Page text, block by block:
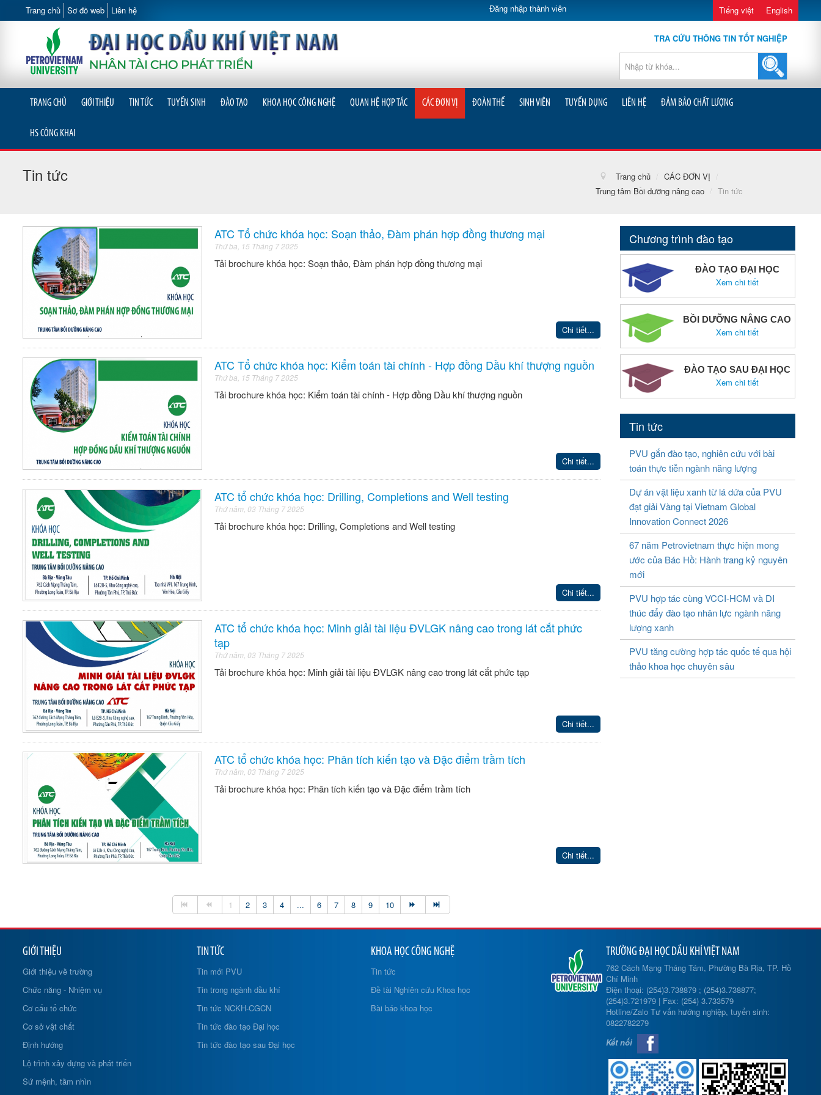
Trang chủ Sơ đồ web Liên hệ Đăng nhập thành viên Tiếng việt English
TRA CỨU THÔNG TIN TỐT NGHIỆP
TRANG CHỦ GIỚI THIỆU TIN TỨC TUYỂN SINH ĐÀO TẠO KHOA HỌC CÔNG NGHỆ QUAN HỆ HỢP TÁC CÁC ĐƠN VỊ ĐOÀN THỂ SINH VIÊN TUYỂN DỤNG LIÊN HỆ ĐẢM BẢO CHẤT LƯỢNG
HS CÔNG KHAI
Tin tức Trang chủ / CÁC ĐƠN VỊ
/
Trung tâm Bồi dưỡng nâng cao / Tin tức
ATC Tổ chức khóa học: Soạn thảo, Đàm phán hợp đồng thương mại
Thứ ba, 15 Tháng 7 2025
Tải brochure khóa học: Soạn thảo, Đàm phán hợp đồng thương mại
Chi tiết...
ATC Tổ chức khóa học: Kiểm toán tài chính - Hợp đồng Dầu khí thượng nguồn
Thứ ba, 15 Tháng 7 2025
Tải brochure khóa học: Kiểm toán tài chính - Hợp đồng Dầu khí thượng nguồn
Chi tiết...
ATC tổ chức khóa học: Drilling, Completions and Well testing
Thứ năm, 03 Tháng 7 2025
Tải brochure khóa học: Drilling, Completions and Well testing
Chi tiết...
ATC tổ chức khóa học: Minh giải tài liệu ĐVLGK nâng cao trong lát cắt phức
tạp
Thứ năm, 03 Tháng 7 2025
Tải brochure khóa học: Minh giải tài liệu ĐVLGK nâng cao trong lát cắt phức tạp
Chi tiết...
ATC tổ chức khóa học: Phân tích kiến tạo và Đặc điểm trầm tích
Thứ năm, 03 Tháng 7 2025
Tải brochure khóa học: Phân tích kiến tạo và Đặc điểm trầm tích
Chi tiết...
1 2 3 4 ... 6 7 8 9 10
Chương trình đào tạo
ĐÀO TẠO ĐẠI HỌC
Xem chi tiết
BỒI DƯỠNG NÂNG CAO
Xem chi tiết
ĐÀO TẠO SAU ĐẠI HỌC
Xem chi tiết
Tin tức
PVU gắn đào tạo, nghiên cứu với bài
toán thực tiễn ngành năng lượng
Dự án vật liệu xanh từ lá dứa của PVU
đạt giải Vàng tại Vietnam Global
Innovation Connect 2026
67 năm Petrovietnam thực hiện mong
ước của Bác Hồ: Hành trang kỷ nguyên
mới
PVU hợp tác cùng VCCI-HCM và DI
thúc đẩy đào tạo nhân lực ngành năng
lượng xanh
PVU tăng cường hợp tác quốc tế qua hội
thảo khoa học chuyên sâu
GIỚI THIỆU
Giới thiệu về trường
Chức năng - Nhiệm vụ
Cơ cấu tổ chức
Cơ sở vật chất
Định hướng
Lộ trình xây dựng và phát triển
Sứ mệnh, tầm nhìn
TIN TỨC
Tin mới PVU
Tin trong ngành dầu khí
Tin tức NCKH-CGCN
Tin tức đào tạo Đại học
Tin tức đào tạo sau Đại học
KHOA HỌC CÔNG NGHỆ
Tin tức
Đề tài Nghiên cứu Khoa học
Bài báo khoa học
TRƯỜNG ĐẠI HỌC DẦU KHÍ VIỆT NAM
762 Cách Mạng Tháng Tám, Phường Bà Rịa, TP. Hồ
Chí Minh
Điện thoại: (254)3.738879 ; (254)3.738877;
(254)3.721979 | Fax: (254) 3.733579
Hotline/Zalo Tư vấn hướng nghiệp, tuyển sinh:
0822782279
Kết nối